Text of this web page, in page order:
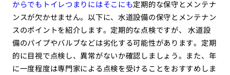
からでもトイレつまりにはそこにも定期的な保守とメンテナ
ンスが欠かせません。以下に、水道設備の保守とメンテナン
スのポイントを紹介します。定期的な点検ですが、 水道設
備のパイプやバルブなどは劣化する可能性があります。定期
的に目視で点検し、異常がないか確認しましょう。また、年
に一度程度は専門家による点検を受けることをおすすめしま